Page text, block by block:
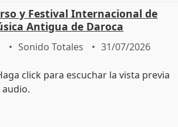
y Festival Internacional de
Antigua de Daroca
Sonido Totales 31/07/2026